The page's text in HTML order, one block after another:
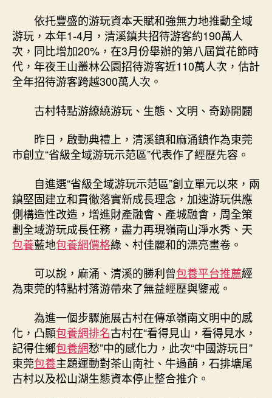
依托豐盛的游玩資本天賦和強無力地推動全域
游玩，本年1-4月，清溪鎮共招待游客約190萬人
次，同比增加20%，在3月份舉辦的第八屆賞花節時
代，年夜王山叢林公園招待游客近110萬人次，估計
全年招待游客跨越300萬人次。
古村特點游繚繞游玩、生態、文明、奇跡開闢
昨日，啟動典禮上，清溪鎮和麻涌鎮作為東莞
市創立“省級全域游玩示范區”代表作了經歷先容。
自進選“省級全域游玩示范區”創立單元以來，兩
鎮堅固建立和貫徹落實新成長理念，加速游玩供應
側構造性改造，增進財產融會、產城融會，周全策
劃全域游玩成長任務，盡力再現嶺南山淨水秀、天
包養藍地包養網價格綠、村佳麗和的漂亮畫卷。
可以說，麻涌、清溪的勝利曾包養平台推薦經
為東莞的特點村落游帶來了無益經歷與鑒戒。
為進一個步驟施展古村在傳承嶺南文明中的感
化，凸顯包養網排名古村在“看得見山，看得見水，
記得住鄉包養網愁”中的感化力，此次“中國游玩日”
東莞包養主題運動對茶山南社、牛過蓢，石排塘尾
古村以及松山湖生態資本停止整合推介。